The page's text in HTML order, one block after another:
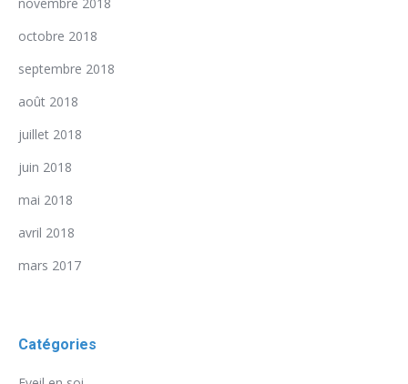
octobre 2018
septembre 2018
août 2018
juillet 2018
juin 2018
mai 2018
avril 2018
mars 2017
Catégories